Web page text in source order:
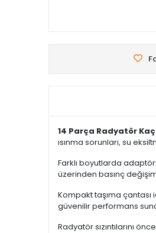
14 Parça Radyatör
ısınma sorunları, su
Farklı boyutlarda
üzerinden basınç
Kompakt taşıma
güvenilir performans
Radyatör sızıntılarını